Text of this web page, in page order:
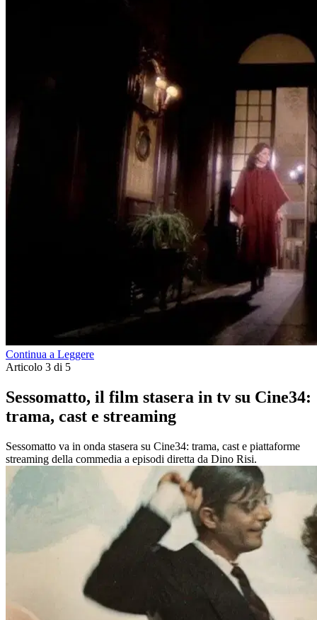
Continua a Leggere
Articolo 3 di 5
Sessomatto, il film stasera in tv su Cine34:
trama, cast e streaming
Sessomatto va in onda stasera su Cine34: trama, cast e piattaforme
streaming della commedia a episodi diretta da Dino Risi.